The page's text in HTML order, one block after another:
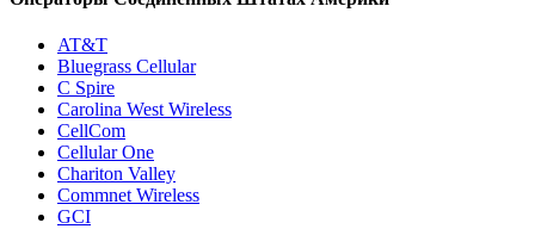
AT&T
Bluegrass Cellular
C Spire
Carolina West Wireless
CellCom
Cellular One
Chariton Valley
Commnet Wireless
GCI